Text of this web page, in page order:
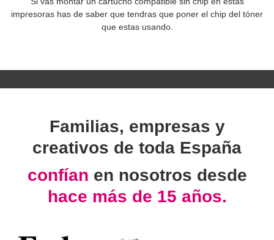
impresoras has de saber que tendras que poner el chip del tóner
que estas usando.
Familias, empresas y
creativos de toda España
confían en nosotros desde
hace más de 15 años.